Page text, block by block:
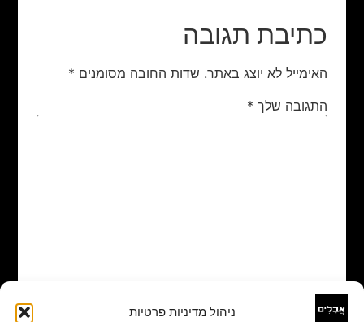
ניהול מדיניות פרטיות
כתיבת תגובה
האימייל לא יוצג באתר. שדות החובה מסומנים *
התגובה שלך *
שם